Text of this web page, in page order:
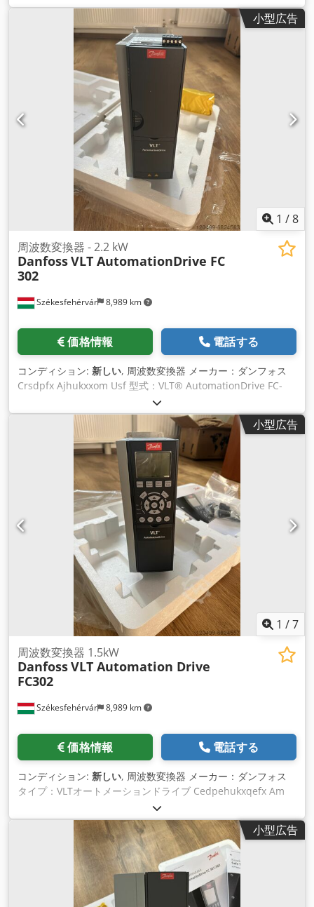
小型広告
1 /8
Székesfehérvár 8,989 km
周波数変換器 - 2.2 kW
DanfossVLT AutomationDrive FC
302
価格情報 電話する
コンディション: 新しい, 周波数変換器 メーカー：ダンフォス
Crsdpfx Ajhukxxom Usf 型式：VLT® AutomationDrive FC-
302 FC-302P2K2T5E20H1XGXXXXSXXXAXBXCXXXXDX (P2K2)
2.2 KW / 3.0 HP、三相 380 - 500 VAC, (E20) IP20 / シャーシ
小型広告
1 /7
Székesfehérvár 8,989 km
周波数変換器 1.5kW
DanfossVLT Automation Drive
FC302
価格情報 電話する
コンディション: 新しい, 周波数変換器 メーカー：ダンフォス
タイプ：VLTオートメーションドライブ Cedpehukxqefx Am
Uerf 型番：FC302P1K5T5E20H1XGXXXXSXXXXA0BXCXXXXD0
(P1K5) 1.5 KW / 2.0 HP、三相 380 - 500 VAC, (E20) IP20 / シャ
小型広告